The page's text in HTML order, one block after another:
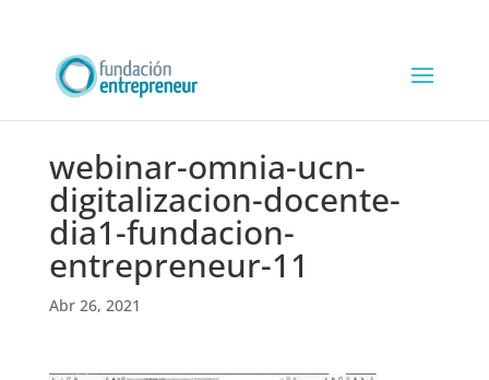
webinar-omnia-ucn-
digitalizacion-docente-
dia1-fundacion-
entrepreneur-11
Abr 26, 2021